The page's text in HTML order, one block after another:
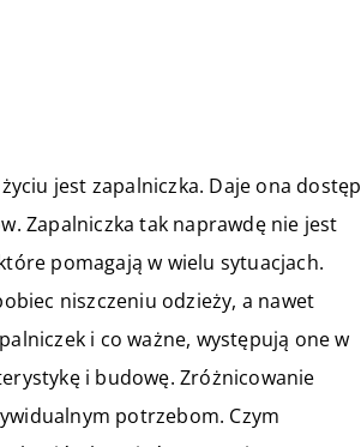
jest zapalniczka. Daje ona dostęp
Zapalniczka tak naprawdę nie jest
pomagają w wielu sytuacjach.
niszczeniu odzieży, a nawet
i co ważne, występują one w
i budowę. Zróżnicowanie
potrzebom. Czym